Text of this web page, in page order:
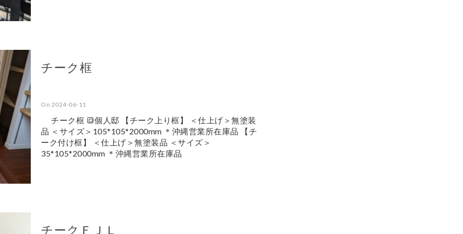
チーク框
On 2024-06-11
チーク框 🔳個人邸 【チーク上り框】 ＜仕上げ＞無塗装
品 ＜サイズ＞105*105*2000mm ＊沖縄営業所在庫品 【チ
ーク付け框】 ＜仕上げ＞無塗装品 ＜サイズ＞
35*105*2000mm ＊沖縄営業所在庫品
チークＦＪＬ